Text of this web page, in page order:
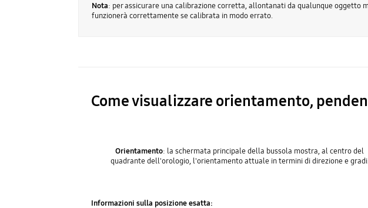
Nota: per assicurare una calibrazione corretta, allontanati da qualunque oggetto
funzionerà correttamente se calibrata in modo errato.
Come visualizzare orientamento,
Orientamento: la schermata principale della bussola mostra, al centro del
quadrante dell'orologio, l'orientamento attuale in termini di direzione e
Informazioni sulla posizione esatta: